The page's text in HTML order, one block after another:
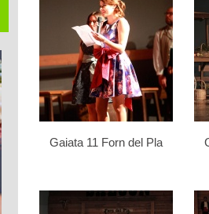
Gaiata 11 Forn del Pla